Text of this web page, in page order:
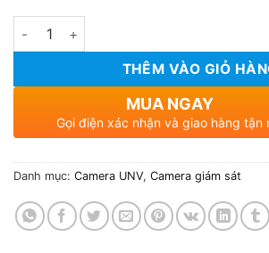
Số lượng
THÊM VÀO GIỎ
MUA NGAY
Gọi điện xác nhận và giao hàng tận
Danh mục: Camera UNV, Camera giám sát